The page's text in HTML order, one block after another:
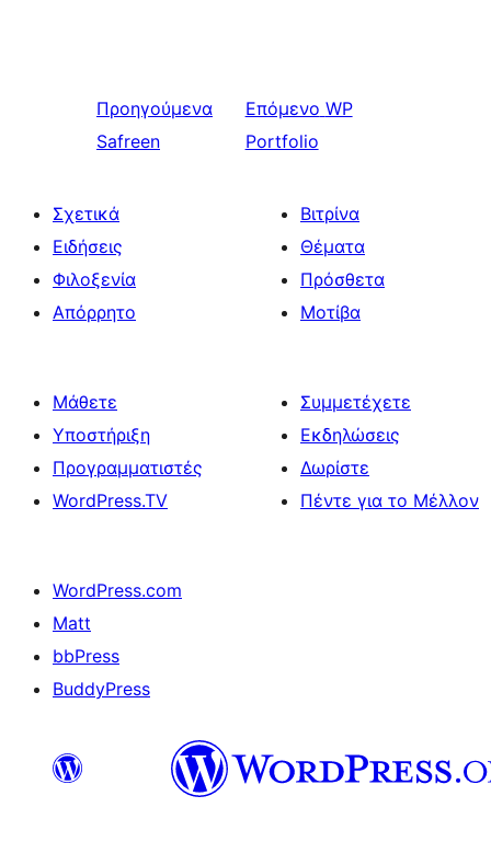
Προηγούμενα
Safreen
Επόμενο WP
Portfolio
Σχετικά
Ειδήσεις
Φιλοξενία
Απόρρητο
Βιτρίνα
Θέματα
Πρόσθετα
Μοτίβα
Μάθετε
Υποστήριξη
Προγραμματιστές
WordPress.TV
Συμμετέχετε
Εκδηλώσεις
Δωρίστε
Πέντε για το Μέλλον
WordPress.com
Matt
bbPress
BuddyPress